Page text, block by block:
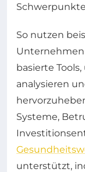
So nutzen
Unternehmen
basierte
analysieren
Systeme,
unterstützt,